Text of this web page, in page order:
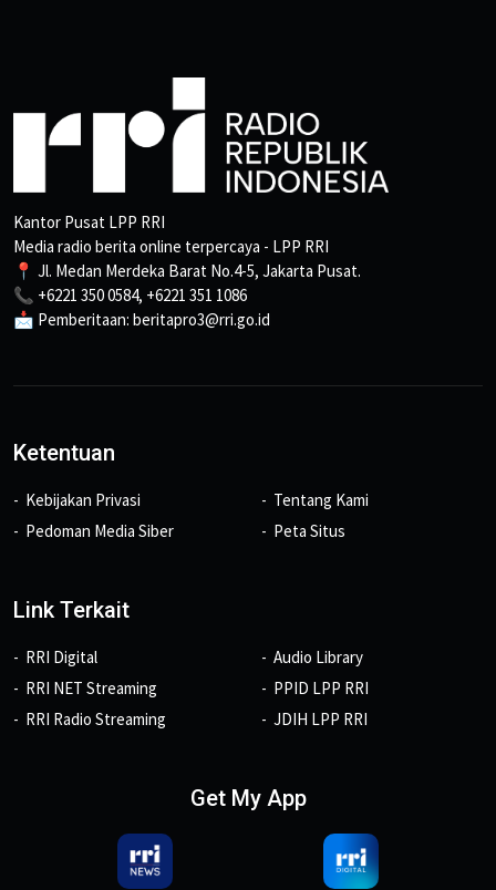
Kantor Pusat LPP RRI
Media radio berita online terpercaya - LPP RRI
📍 Jl. Medan Merdeka Barat No.4-5, Jakarta Pusat.
📞 +6221 350 0584, +6221 351 1086
📩 Pemberitaan: beritapro3@rri.go.id
Ketentuan
Kebijakan Privasi
Pedoman Media Siber
Tentang Kami
Peta Situs
Link Terkait
RRI Digital
RRI NET Streaming
RRI Radio Streaming
Audio Library
PPID LPP RRI
JDIH LPP RRI
Get My App